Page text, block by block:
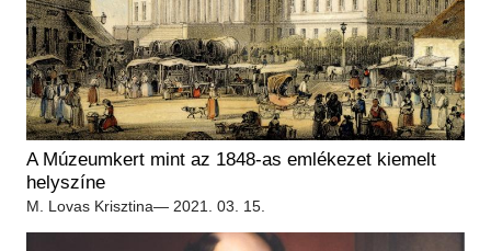
A Múzeumkert mint az 1848-as emlékezet kiemelt
helyszíne
M. Lovas Krisztina— 2021. 03. 15.